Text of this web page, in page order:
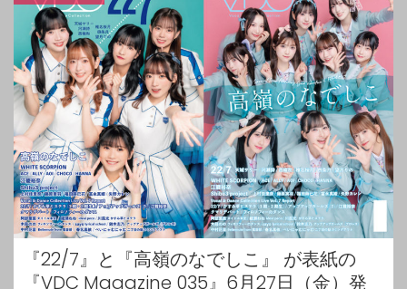
『22/7』と『高嶺のなでしこ』 が表紙の
『VDC Magazine 035』6月27日（金）発